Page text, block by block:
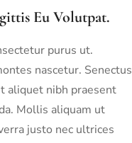
Eu Volutpat.
purus ut.
nascetur. Senectus
aliquet nibh praesent
Mollis aliquam ut
justo nec ultrices